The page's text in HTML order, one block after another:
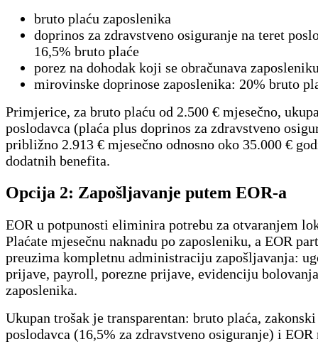
bruto plaću zaposlenika
doprinos za zdravstveno osiguranje na teret
16,5% bruto plaće
porez na dohodak koji se obračunava
mirovinske doprinose zaposlenika: 20% bruto
Primjerice, za bruto plaću od 2.500 € mjesečno,
poslodavca (plaća plus doprinos za zdravstveno
približno 2.913 € mjesečno odnosno oko 35.000 €
dodatnih benefita.
Opcija 2: Zapošljavanje putem EOR-a
EOR u potpunosti eliminira potrebu za otvaranjem
Plaćate mjesečnu naknadu po zaposleniku, a EOR
preuzima kompletnu administraciju zapošljavanja:
prijave, payroll, porezne prijave, evidenciju
zaposlenika.
Ukupan trošak je transparentan: bruto plaća,
poslodavca (16,5% za zdravstveno osiguranje) i EOR